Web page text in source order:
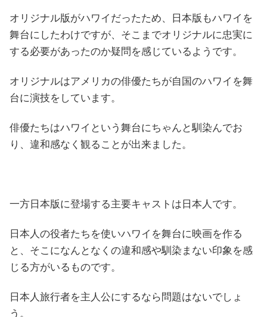
オリジナル版がハワイだったため、日本版もハワイを
舞台にしたわけですが、そこまでオリジナルに忠実に
する必要があったのか疑問を感じているようです。
オリジナルはアメリカの俳優たちが自国のハワイを舞
台に演技をしています。
俳優たちはハワイという舞台にちゃんと馴染んでお
り、違和感なく観ることが出来ました。
一方日本版に登場する主要キャストは日本人です。
日本人の役者たちを使いハワイを舞台に映画を作る
と、そこになんとなくの違和感や馴染まない印象を感
じる方がいるものです。
日本人旅行者を主人公にするなら問題はないでしょ
う。